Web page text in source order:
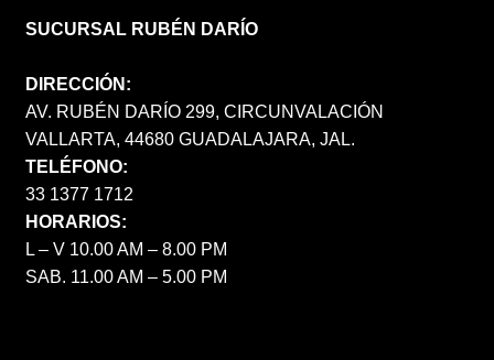
SUCURSAL RUBÉN DARÍO
DIRECCIÓN:
AV. RUBÉN DARÍO 299, CIRCUNVALACIÓN
VALLARTA, 44680 GUADALAJARA, JAL.
TELÉFONO:
33 1377 1712
HORARIOS:
L – V 10.00 AM – 8.00 PM
SAB. 11.00 AM – 5.00 PM